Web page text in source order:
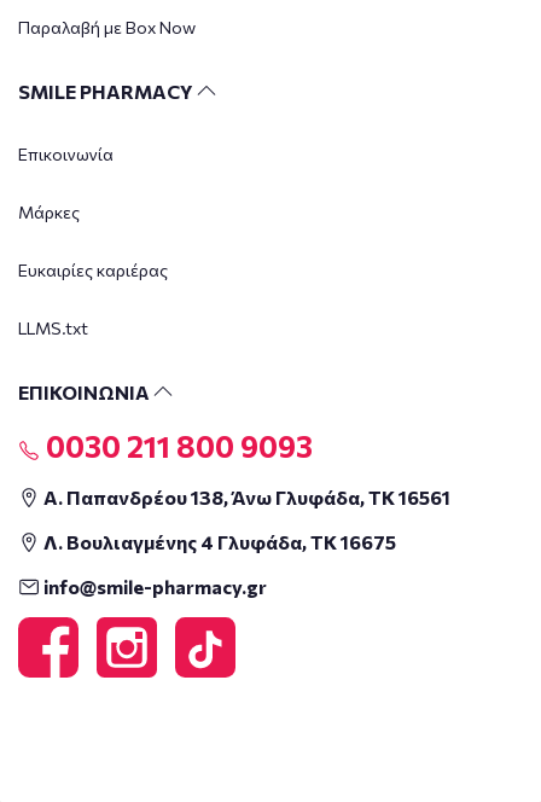
Παραλαβή με Box Now
SMILE PHARMACY
Επικοινωνία
Μάρκες
Ευκαιρίες καριέρας
LLMS.txt
ΕΠΙΚΟΙΝΩΝΙΑ
0030 211 800 9093
Α. Παπανδρέου 138, Άνω Γλυφάδα, ΤΚ 16561
Λ. Βουλιαγμένης 4 Γλυφάδα, ΤΚ 16675
info@smile-pharmacy.gr